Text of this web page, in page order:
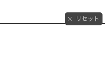
リセット